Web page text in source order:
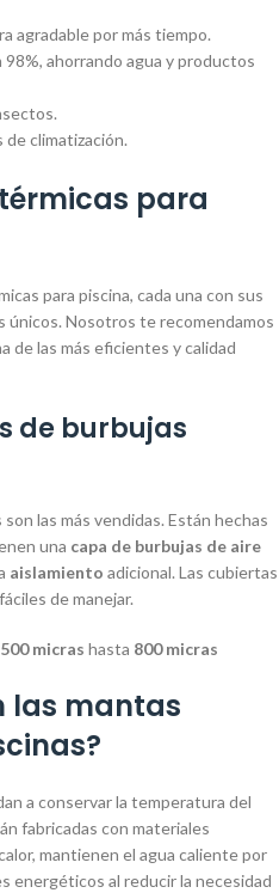
agradable por más tiempo.
ahorrando agua y productos
climatización.
para
para piscina, cada una con sus
Nosotros te recomendamos
de las más eficientes y calidad
de burbujas
las más vendidas. Están hechas
una capa de burbujas de aire
aislamiento adicional. Las cubiertas
de manejar.
500 micras hasta 800 micras
las mantas
a conservar la temperatura del
fabricadas con materiales
mantienen el agua caliente por
energéticos al reducir la necesidad